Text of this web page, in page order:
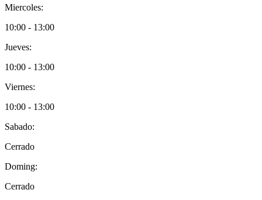
Miercoles:
10:00 - 13:00
Jueves:
10:00 - 13:00
Viernes:
10:00 - 13:00
Sabado:
Cerrado
Doming:
Cerrado